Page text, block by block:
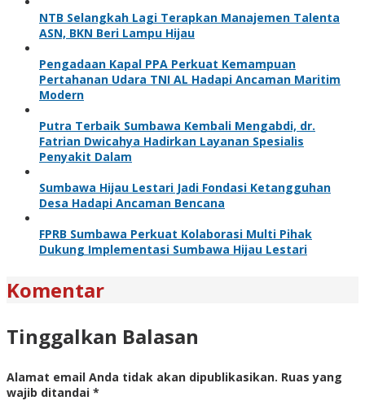
NTB Selangkah Lagi Terapkan Manajemen Talenta
ASN, BKN Beri Lampu Hijau
Pengadaan Kapal PPA Perkuat Kemampuan
Pertahanan Udara TNI AL Hadapi Ancaman Maritim
Modern
Putra Terbaik Sumbawa Kembali Mengabdi, dr.
Fatrian Dwicahya Hadirkan Layanan Spesialis
Penyakit Dalam
Sumbawa Hijau Lestari Jadi Fondasi Ketangguhan
Desa Hadapi Ancaman Bencana
FPRB Sumbawa Perkuat Kolaborasi Multi Pihak
Dukung Implementasi Sumbawa Hijau Lestari
Komentar
Tinggalkan Balasan
Alamat email Anda tidak akan dipublikasikan. Ruas yang
wajib ditandai *